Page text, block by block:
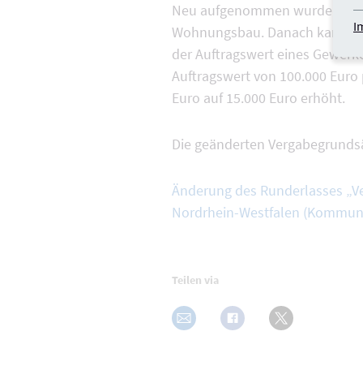
Neu aufgenommen wurde
Wohnungsbau. Danach kann
der Auftragswert eines
Auftragswert von 100.000
Euro auf 15.000 Euro erhöht.
Die geänderten
Änderung des Runderlasses
Nordrhein-Westfalen
Teilen via